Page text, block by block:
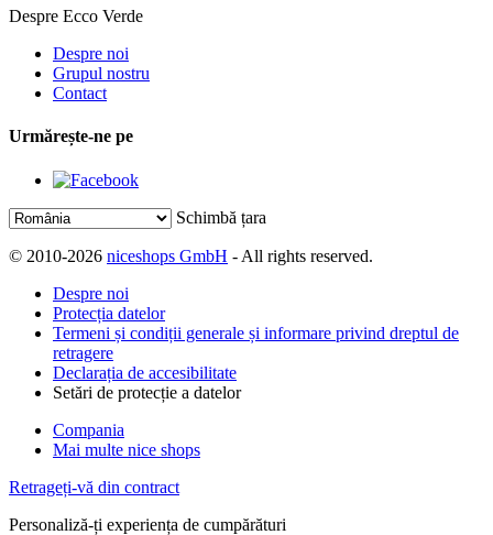
Despre Ecco Verde
Despre noi
Grupul nostru
Contact
Urmărește-ne pe
Schimbă țara
© 2010-2026 niceshops GmbH - All rights reserved.
Despre noi
Protecția datelor
Termeni și condiții generale și informare privind dreptul de
retragere
Declarația de accesibilitate
Setări de protecție a datelor
Compania
Mai multe nice shops
Retrageți-vă din contract
Personaliză-ți experiența de cumpărături